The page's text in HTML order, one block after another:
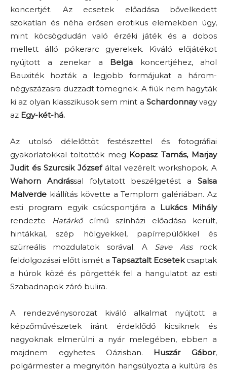
koncertjét. Az ecsetek előadása bővelkedett
szokatlan és néha erősen erotikus elemekben úgy,
mint köcsögdudán való érzéki játék és a dobos
mellett álló pókerarc gyerekek. Kiváló előjátékot
nyújtott a zenekar a Belga koncertjéhez, ahol
Bauxiték hozták a legjobb formájukat a három-
négyszázasra duzzadt tömegnek. A fiúk nem hagyták
ki az olyan klasszikusok sem mint a Schardonnayvagy
az Egy-két-há.
Az utolsó délelőttöt festészettel és fotográfiai
gyakorlatokkal töltötték meg Kopasz Tamás, Marjay
Judit és Szurcsik Józsefáltal vezérelt workshopok. A
Wahorn Andrással folytatott beszélgetést aSalsa
Malverde kiállítás követte a Templom galériában. Az
esti program egyik csúcspontjára a Lukács Mihály
rendezte Határkőcímű színházi előadása került,
hintákkal, szép hölgyekkel, papírrepülőkkel és
szürreális mozdulatok sorával. A Save Assrock
feldolgozásai előtt ismét a Tapsaztalt Ecsetekcsaptak
a húrok közé és pörgették fel a hangulatot az esti
Szabadnapok záró bulira.
A rendezvénysorozat kiváló alkalmat nyújtott a
képzőművészetek iránt érdeklődő kicsiknek és
nagyoknak elmerülni a nyár melegében, ebben a
majdnem egyhetes Oázisban. Huszár Gábor,
polgármester a megnyitón hangsúlyozta a kultúra és